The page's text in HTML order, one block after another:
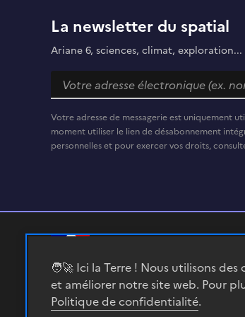
🧑‍🚀 Ici la Terre ! Nous utilisons
et améliorer notre site web. Pour
Politique de confidentialité.
La newsletter du spatial
Ariane 6, sciences, climat,
Votre adresse de messagerie est uniquement
moment utiliser le lien de désabonnement
personnelles et pour exercer vos droits,
RÉPUBLIQUE
FRANÇAISE